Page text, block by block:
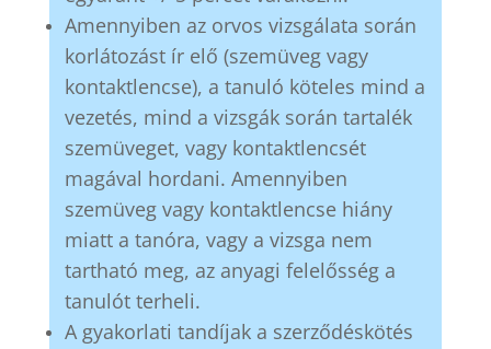
Amennyiben az orvos vizsgálata során
korlátozást ír elő (szemüveg vagy
kontaktlencse), a tanuló köteles mind a
vezetés, mind a vizsgák során tartalék
szemüveget, vagy kontaktlencsét
magával hordani. Amennyiben
szemüveg vagy kontaktlencse hiány
miatt a tanóra, vagy a vizsga nem
tartható meg, az anyagi felelősség a
tanulót terheli.
A gyakorlati tandíjak a szerződéskötés